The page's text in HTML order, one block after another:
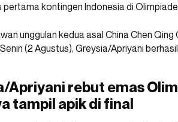
pertama kontingen Indonesia di
unggulan kedua asal China Chen
(2 Agustus), Greysia/Apriyani
Apriyani rebut emas
tampil apik di final